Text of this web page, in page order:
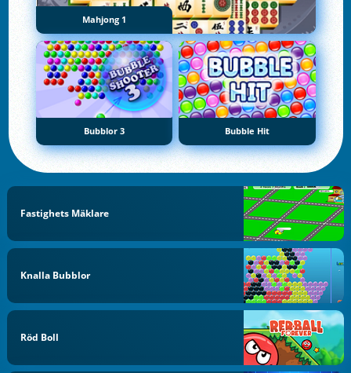
Mahjong 1
Bubblor 3 Bubble Hit
Fastighets Mäklare
Knalla Bubblor
Röd Boll